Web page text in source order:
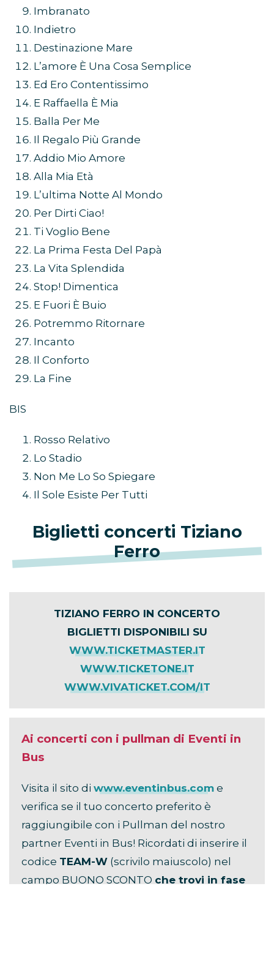
Imbranato
Indietro
Destinazione Mare
L’amore È Una Cosa Semplice
Ed Ero Contentissimo
E Raffaella È Mia
Balla Per Me
Il Regalo Più Grande
Addio Mio Amore
Alla Mia Età
L’ultima Notte Al Mondo
Per Dirti Ciao!
Ti Voglio Bene
La Prima Festa Del Papà
La Vita Splendida
Stop! Dimentica
E Fuori È Buio
Potremmo Ritornare
Incanto
Il Conforto
La Fine
BIS
Rosso Relativo
Lo Stadio
Non Me Lo So Spiegare
Il Sole Esiste Per Tutti
Biglietti concerti Tiziano
Ferro
TIZIANO FERRO IN CONCERTO
BIGLIETTI DISPONIBILI SU
WWW.TICKETMASTER.IT
WWW.TICKETONE.IT
WWW.VIVATICKET.COM/IT
Ai concerti con i pullman di Eventi in
Bus
Visita il sito di www.eventinbus.com e
verifica se il tuo concerto preferito è
raggiungibile con i Pullman del nostro
partner Eventi in Bus! Ricordati di inserire il
codice TEAM-W (scrivilo maiuscolo) nel
campo BUONO SCONTO che trovi in fase